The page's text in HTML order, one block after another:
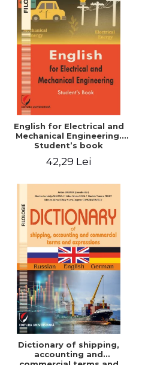
English for Electrical and
Mechanical Engineering.
Student’s book
42,29 Lei
Dictionary of shipping,
accounting and